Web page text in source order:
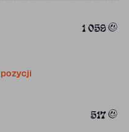
1 059
517